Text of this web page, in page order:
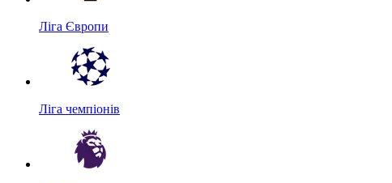
Ліга Європи
Ліга чемпіонів